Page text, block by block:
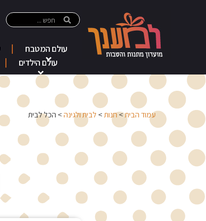
עולם המטבח
עולם הילדים
עמוד הבית>חנות> לבית ולגינה> הכל לבית